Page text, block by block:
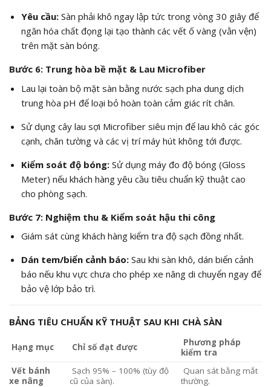
Yêu cầu:Sàn phải khô ngay lập tức trong vòng 30 giây để
ngăn hóa chất đọng lại tạo thành các vết ố vàng (vằn vện)
trên mặt sàn bóng.
Bước 6: Trung hòa bề mặt & Lau Microfiber
Lau lại toàn bộ mặt sàn bằng nước sạch pha dung dịch
trung hòa pH để loại bỏ hoàn toàn cảm giác rít chân.
Sử dụng cây lau sợi Microfiber siêu mịn để lau khô các góc
cạnh, chân tường và các vị trí máy hút không tới được.
Kiểm soát độ bóng:Sử dụng máy đo độ bóng (Gloss
Meter) nếu khách hàng yêu cầu tiêu chuẩn kỹ thuật cao
cho phòng sạch.
Bước 7: Nghiệm thu & Kiểm soát hậu thi công
Giám sát cùng khách hàng kiểm tra độ sạch đồng nhất.
Dán tem/biển cảnh báo:Sau khi sàn khô, dán biển cảnh
báo nếu khu vực chưa cho phép xe nâng di chuyển ngay để
bảo vệ lớp bảo trì.
BẢNG TIÊU CHUẨN KỸ THUẬT SAU KHI CHÀ SÀN
Hạng mục Chỉ số đạt được
Phương pháp
kiểm tra
Vết bánh
xe nâng
Sạch 95% – 100% (tùy độ
cũ của sàn).
Quan sát bằng mắt
thường.